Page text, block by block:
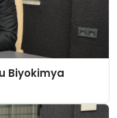
Biyokimya